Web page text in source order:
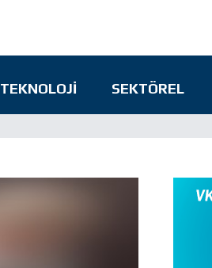
TEKNOLOJI SEKTÖREL